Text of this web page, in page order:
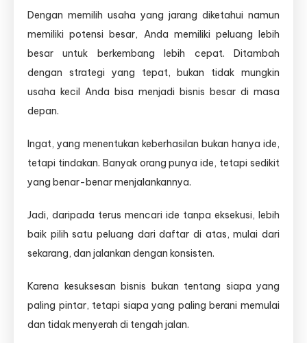
Dengan memilih usaha yang jarang diketahui namun
memiliki potensi besar, Anda memiliki peluang lebih
besar untuk berkembang lebih cepat. Ditambah
dengan strategi yang tepat, bukan tidak mungkin
usaha kecil Anda bisa menjadi bisnis besar di masa
depan.
Ingat, yang menentukan keberhasilan bukan hanya ide,
tetapi tindakan. Banyak orang punya ide, tetapi sedikit
yang benar-benar menjalankannya.
Jadi, daripada terus mencari ide tanpa eksekusi, lebih
baik pilih satu peluang dari daftar di atas, mulai dari
sekarang, dan jalankan dengan konsisten.
Karena kesuksesan bisnis bukan tentang siapa yang
paling pintar, tetapi siapa yang paling berani memulai
dan tidak menyerah di tengah jalan.